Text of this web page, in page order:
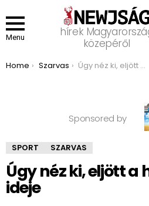
Menu
hírek
közepéről
You are here:
Home Szarvas Úgy néz ki, eljött a hooligánok ideje
Sponsored by
SPORT SZARVAS
Úgy néz ki, eljött a
ideje